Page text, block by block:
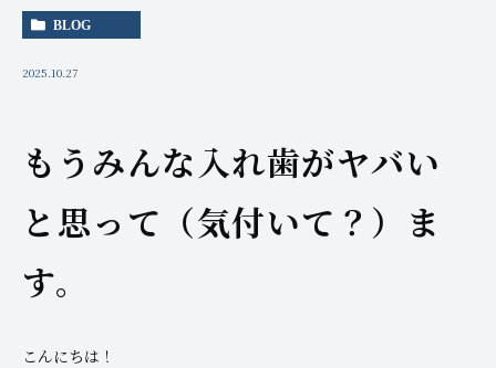
BLOG
2025.10.27
もうみんな入れ歯がヤバい
と思って（気付いて？）ま
す。
こんにちは！